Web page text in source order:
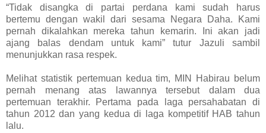
“Tidak disangka di partai perdana kami sudah harus
bertemu dengan wakil dari sesama Negara Daha. Kami
pernah dikalahkan mereka tahun kemarin. Ini akan jadi
ajang balas dendam untuk kami” tutur Jazuli sambil
menunjukkan rasa respek.
Melihat statistik pertemuan kedua tim, MIN Habirau belum
pernah menang atas lawannya tersebut dalam dua
pertemuan terakhir. Pertama pada laga persahabatan di
tahun 2012 dan yang kedua di laga kompetitif HAB tahun
lalu.